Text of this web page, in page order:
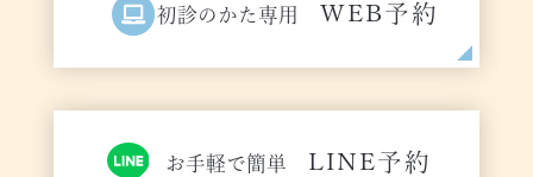
初診のかた専用 WEB予約
お手軽で簡単 LINE予約